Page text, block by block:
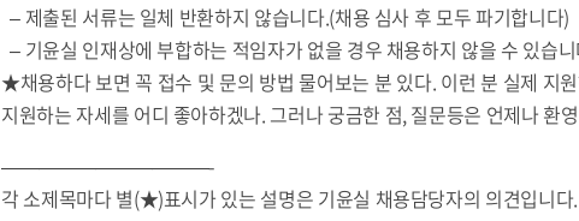
– 제출된 서류는 일체 반환하지 않습니다.(채용 심사 후 모두 파기합니다)
– 기윤실 인재상에 부합하는 적임자가 없을 경우 채용하지 않을 수 있습
★채용하다 보면 꼭 접수 및 문의 방법 물어보는 분 있다. 이런 분 실제 지
지원하는 자세를 어디 좋아하겠나. 그러나 궁금한 점, 질문등은 언제나 환
———————————-
각 소제목마다 별(★)표시가 있는 설명은 기윤실 채용담당자의 의견입니다.